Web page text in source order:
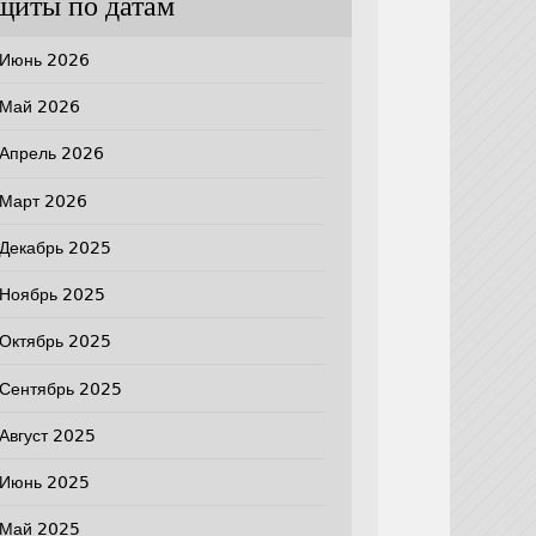
по датам
Июнь 2026
Май 2026
Апрель 2026
Март 2026
Декабрь 2025
Ноябрь 2025
Октябрь 2025
Сентябрь 2025
Август 2025
Июнь 2025
Май 2025